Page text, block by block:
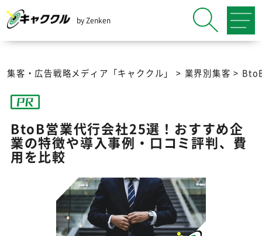
by Zenken
集客・広告戦略メディア「キャククル」 > 業界別集客 >
BtoB営業代行会社25選！おすすめ企
業の特徴や導入事例・口コミ評判、費
用を比較